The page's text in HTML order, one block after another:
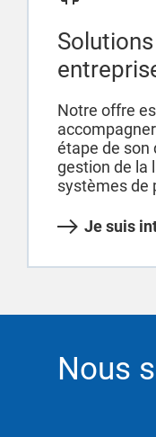
Notre offre
étape de son
gestion de la
systèmes de
Je suis
Nous